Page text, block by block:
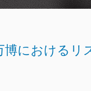
博におけるリ